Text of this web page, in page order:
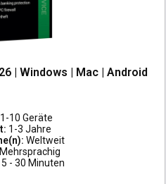
| Windows | Mac | Android
1-10 Geräte
1-3 Jahre
Weltweit
Mehrsprachig
5 - 30 Minuten